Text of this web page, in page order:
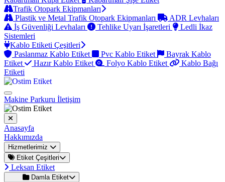
Trafik Otopark Ekipmanları
Plastik ve Metal Trafik Otopark Ekipmanları
ADR Levhaları
İş Güvenliği Levhaları
Tehlike Uyarı İşaretleri
Ledli İkaz
Sistemleri
Kablo Etiketi Çeşitleri
Paslanmaz Kablo Etiket
Pvc Kablo Etiket
Bayrak Kablo
Etiket
Hazır Kablo Etiket Folyo Kablo Etiket
Kablo Bağı
Etiketi
Makine Parkuru İletişim
Anasayfa
Hakkımızda
Hizmetlerimiz
Etiket Çeşitleri
Leksan Etiket
Damla Etiket